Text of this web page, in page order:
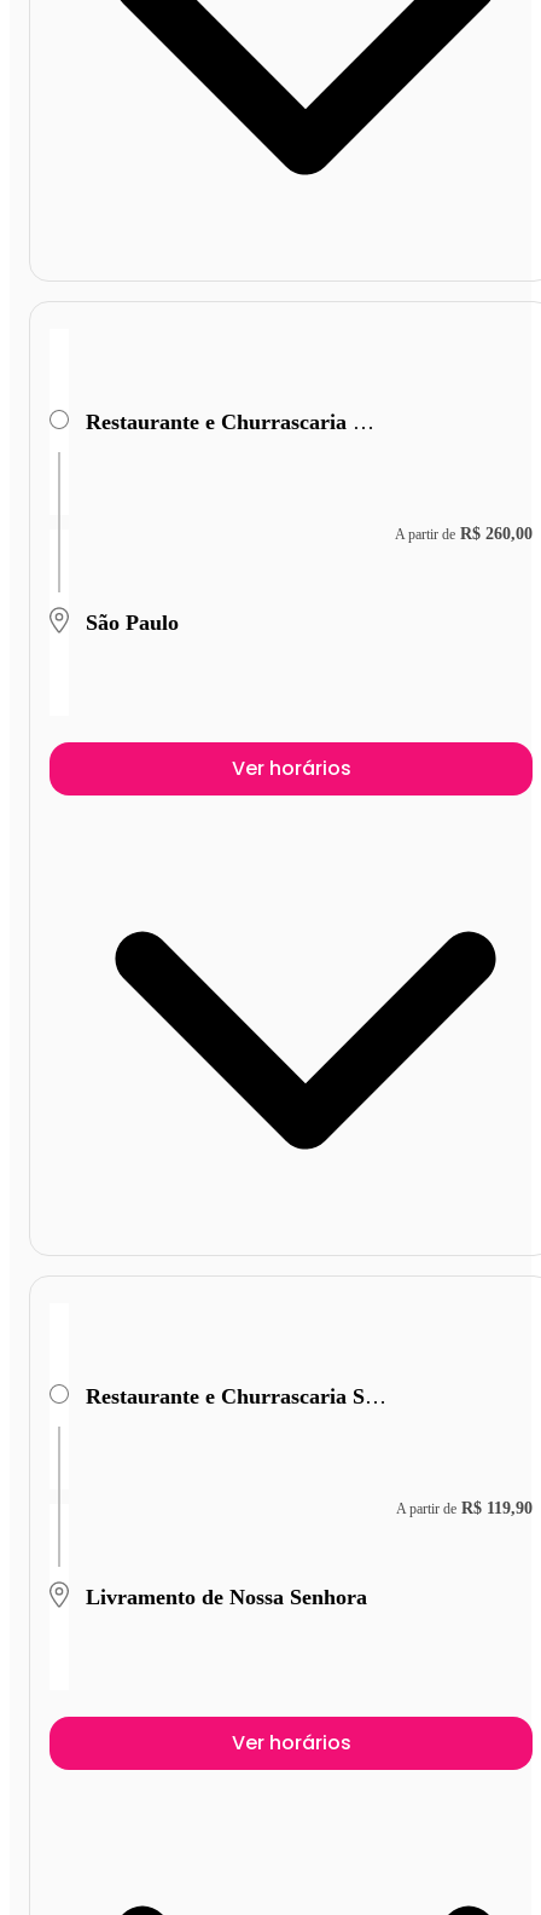
Restaurante e Churrascaria São Cristóvão
São Paulo
A partir de R$ 260,00
Ver horários
Restaurante e Churrascaria São Cristóvão
Livramento de Nossa Senhora
A partir de R$ 119,90
Ver horários